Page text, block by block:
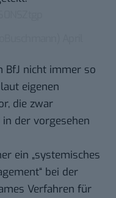
BfJ nicht immer so
eigenen
die zwar
der vorgesehen
ein „systemisches
bei der
Verfahren für